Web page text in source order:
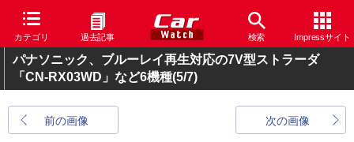
カテゴリ 過去記事 検索 Impressサイト
パナソニック、ブルーレイ再生対応の7V型ストラーダ
「CN-RX03WD」など6機種(5/7)
前の画像 次の画像